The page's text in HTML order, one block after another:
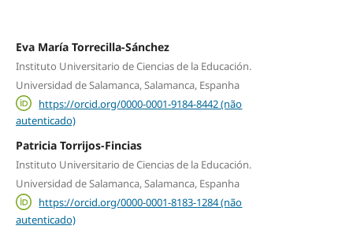
Eva María Torrecilla-Sánchez
Instituto Universitario de Ciencias de la Educación.
Universidad de Salamanca, Salamanca, Espanha
https://orcid.org/0000-0001-9184-8442 (não
autenticado)
Patricia Torrijos-Fincias
Instituto Universitario de Ciencias de la Educación.
Universidad de Salamanca, Salamanca, Espanha
https://orcid.org/0000-0001-8183-1284 (não
autenticado)